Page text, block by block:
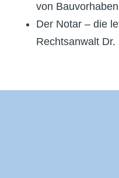
von
Der Notar – die
Rechtsanwalt